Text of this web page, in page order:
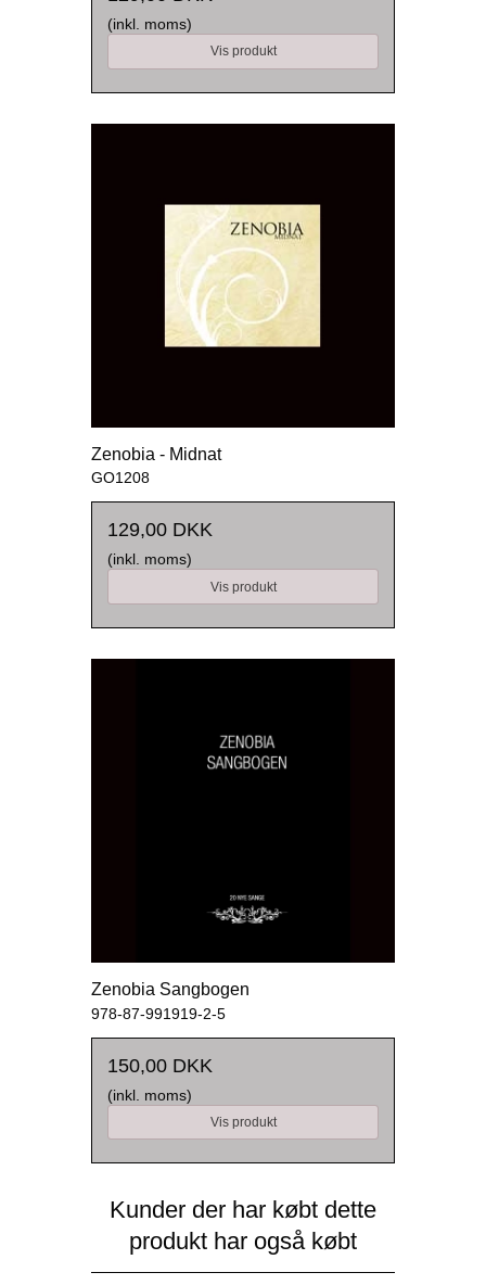
(inkl. moms)
Vis produkt
Zenobia - Midnat
GO1208
129,00 DKK
(inkl. moms)
Vis produkt
Zenobia Sangbogen
978-87-991919-2-5
150,00 DKK
(inkl. moms)
Vis produkt
Kunder der har købt dette
produkt har også købt